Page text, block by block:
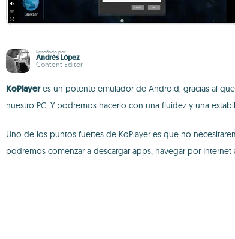
Reseñado por
Andrés López
Content Editor
KoPlayeres un potente emulador de Android, gracias al
nuestro PC. Y podremos hacerlo con una fluidez y una
Uno de los puntos fuertes de KoPlayer es que no
podremos comenzar a descargar apps, navegar por